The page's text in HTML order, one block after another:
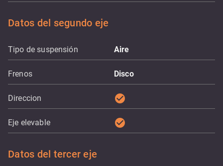
Datos del segundo eje
Tipo de suspensión Aire
Frenos Disco
Direccion check_circle
Eje elevable check_circle
Datos del tercer eje